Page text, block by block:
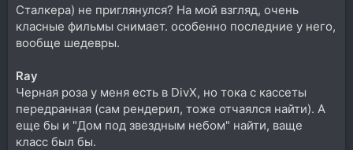
Сталкера) не приглянулся? На мой взгляд, очень
класные фильмы снимает. особенно последние у него,
вообще шедевры.
Ray
Черная роза у меня есть в DivX, но тока с кассеты
передранная (сам рендерил, тоже отчаялся найти). А
еще бы и "Дом под звездным небом" найти, ваще
класс был бы.